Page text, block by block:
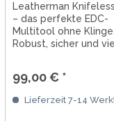
Leatherman
– das perfekte EDC-
Multitool ohne Klinge.
Robust, sicher und
müssen. Made in USA.
99,00 € *
Lieferzeit 7-14